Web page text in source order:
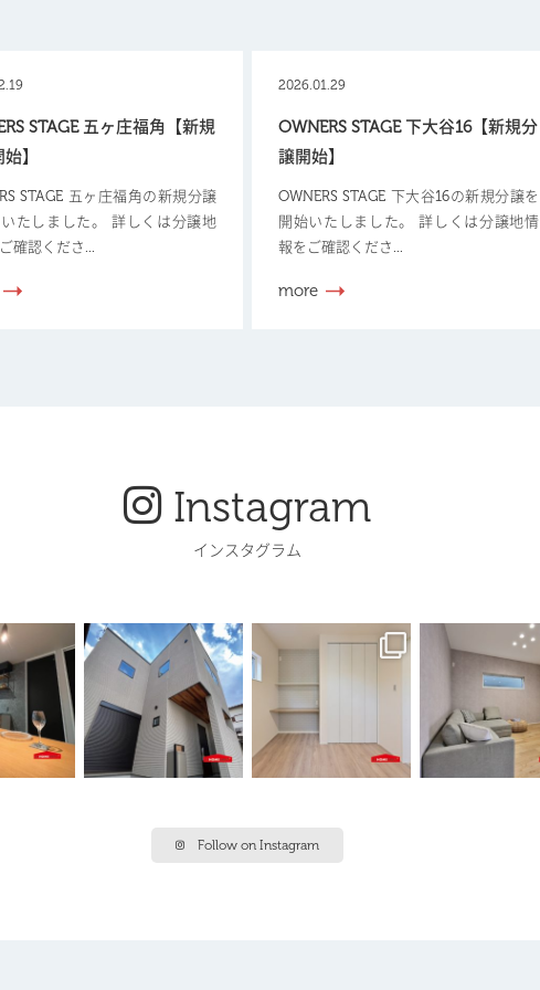
STAGE 五ヶ庄福角【新規
】
STAGE 五ヶ庄福角の新規分譲
たしました。 詳しくは分譲地
確認くださ...
2026.01.29
OWNERS STAGE 下大谷16【新規分
譲開始】
OWNERS STAGE 下大谷16の新規分譲を
開始いたしました。 詳しくは分譲地情
報をご確認くださ...
more
Instagram
インスタグラム
Follow on Instagram